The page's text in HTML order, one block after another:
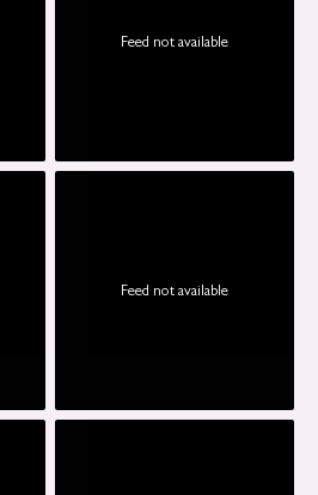
Feed not available
Feed not available